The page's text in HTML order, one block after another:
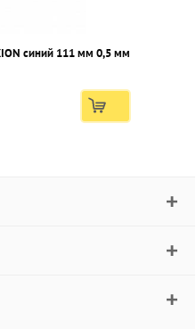
синий 111 мм 0,5 мм